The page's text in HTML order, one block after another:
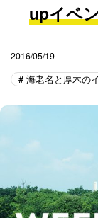
upイベ
2016/05/19
海老名と厚木の